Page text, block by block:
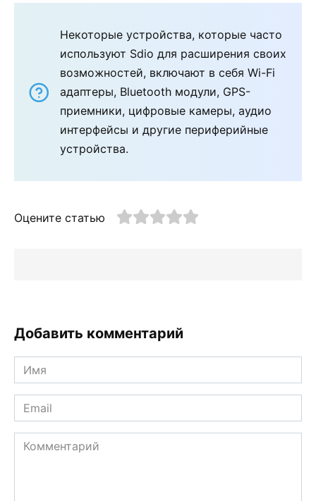
Некоторые устройства, которые часто
используют Sdio для расширения своих
возможностей, включают в себя Wi-Fi
адаптеры, Bluetooth модули, GPS-
приемники, цифровые камеры, аудио
интерфейсы и другие периферийные
устройства.
Оцените статью
Добавить комментарий
Имя
*
Email
*
Комментарий